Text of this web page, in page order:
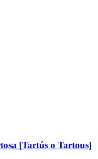
[Tartús o Tartous]